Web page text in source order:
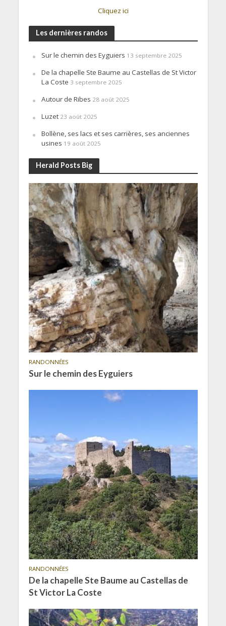
Cliquez ici
Les dernières randos
Sur le chemin des Eyguiers 13 septembre 2025
De la chapelle Ste Baume au Castellas de St Victor
La Coste 3 septembre 2025
Autour de Ribes 28 août 2025
Luzet 23 août 2025
Bollène, ses lacs et ses carrières, ses anciennes
usines 19 août 2025
Herald Posts Big
RANDONNÉES
Sur le chemin des Eyguiers
RANDONNÉES
De la chapelle Ste Baume au Castellas de
St Victor La Coste